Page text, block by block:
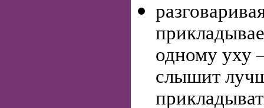
одному уху
слышит